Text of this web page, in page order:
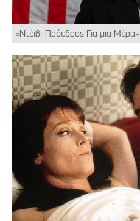
«Ντέιβ: Πρόεδρος Για μια